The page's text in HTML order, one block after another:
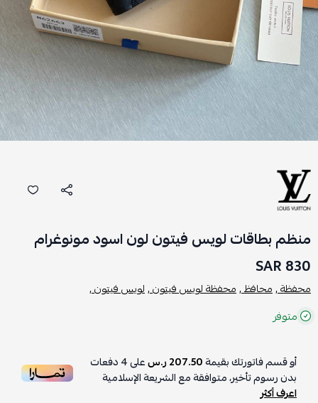
منظم بطاقات لويس فيتون لون اسود مونوغرام
830 SAR
محفظة ,محافظ ,محفظة لويس فيتون ,لويس فيتون ,
متوفر
أو قسم فاتورتك بقيمة207.50 ر.س على4دفعات
بدون رسوم تأخير، متوافقة مع الشريعة الإسلامية
اعرف أكثر